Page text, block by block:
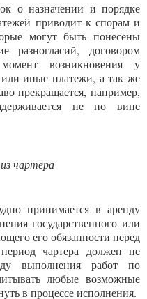
о назначении и порядке
приводит к спорам и
могут быть понесены
разногласий, договором
возникновения у
или иные платежи, а так же
прекращается, например,
не по вине
чартера
принимается в аренду
государственного или
его обязанности перед
чартера должен не
выполнения работ по
любые возможные
в процессе исполнения.